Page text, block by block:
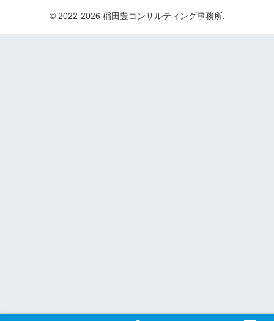
© 2022-2026 稲田豊コンサルティング事務所.